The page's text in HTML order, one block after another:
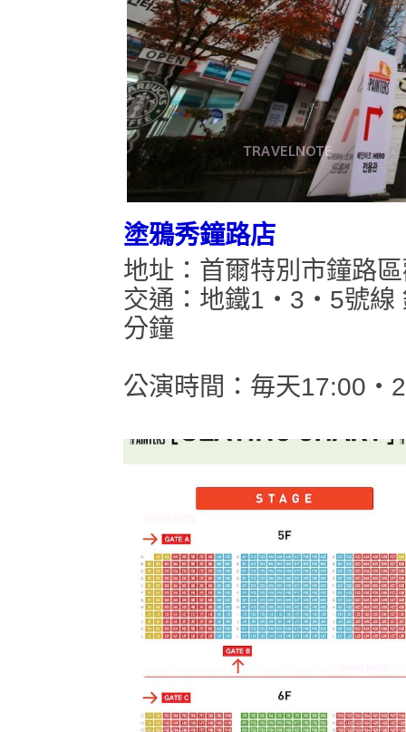
塗鴉秀鐘路店
地址：首爾特別市鐘路
交通：地鐵1・3・5號
分鐘
公演時間：毎天17:00・